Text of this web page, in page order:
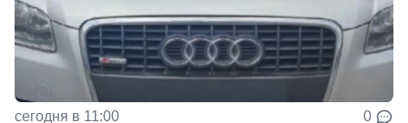
сегодня в 11:00 0